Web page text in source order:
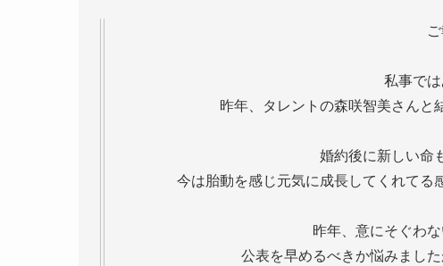
私事で
昨年、タレントの森咲智美さんと
婚約後に新しい命
今は胎動を感じ元気に成長してくれてる
昨年、意にそぐわ
公表を早めるべきか悩みまし